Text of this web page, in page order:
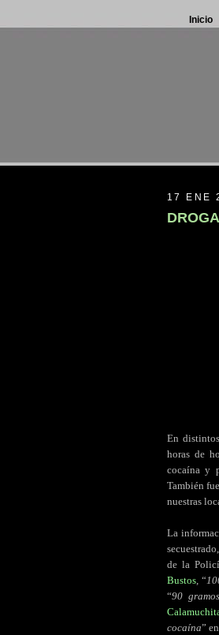
Inicio
17 ENE
En
horas de
cocaína y
También
nuestras
La
de la
Bustos, “
“90
cocaína” en